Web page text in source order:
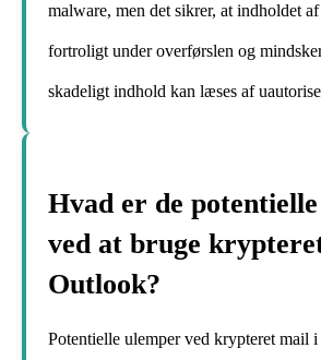
malware, men det sikrer, at indholdet
fortroligt under overførslen og
skadeligt indhold kan læses af
Hvad er de
ved at bruge
Outlook?
Potentielle ulemper ved krypteret mail